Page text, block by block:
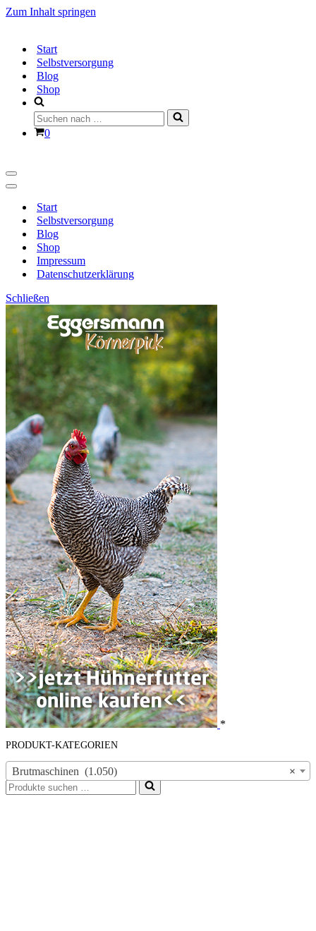
Zum Inhalt springen
Start
Selbstversorgung
Blog
Shop
Suchen
nach …
Warenkorb
0
Navigationsmenü
Navigationsmenü
Start
Selbstversorgung
Blog
Shop
Impressum
Datenschutzerklärung
Schließen
*
PRODUKT-KATEGORIEN
×
Brutmaschinen (1.050)
Suchen
nach …